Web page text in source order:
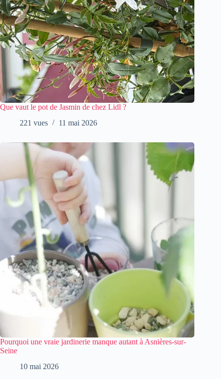
Que vaut le pot de Jasmin de chez Lidl ?
221 vues
11 mai 2026
Pourquoi une vraie jardinerie manque autant à Asnières-sur-
Seine
10 mai 2026